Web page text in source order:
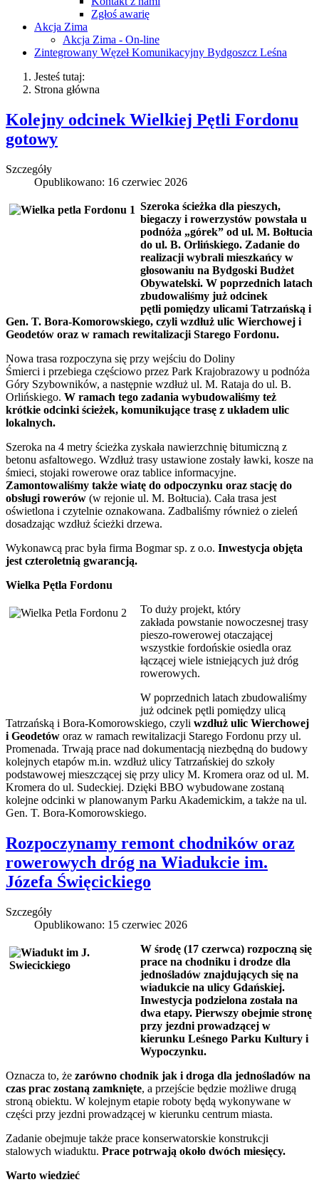
Zgłoś awarię
Akcja Zima
Akcja Zima - On-line
Zintegrowany Węzeł Komunikacyjny Bydgoszcz Leśna
Jesteś tutaj:
Strona główna
Kolejny odcinek Wielkiej Pętli Fordonu
gotowy
Szczegóły
Opublikowano: 16 czerwiec 2026
Szeroka ścieżka dla pieszych,
biegaczy i rowerzystów powstała u
podnóża „górek” od ul. M. Bołtucia
do ul. B. Orlińskiego. Zadanie do
realizacji wybrali mieszkańcy w
głosowaniu na Bydgoski Budżet
Obywatelski. W poprzednich latach
zbudowaliśmy już odcinek
pętli pomiędzy ulicami Tatrzańską i
Gen. T. Bora-Komorowskiego, czyli wzdłuż ulic Wierchowej i
Geodetów oraz w ramach rewitalizacji Starego Fordonu.
Nowa trasa rozpoczyna się przy wejściu do Doliny
Śmierci i przebiega częściowo przez Park Krajobrazowy u podnóża
Góry Szybowników, a następnie wzdłuż ul. M. Rataja do ul. B.
Orlińskiego. W ramach tego zadania wybudowaliśmy też
krótkie odcinki ścieżek, komunikujące trasę z układem ulic
lokalnych.
Szeroka na 4 metry ścieżka zyskała nawierzchnię bitumiczną z
betonu asfaltowego. Wzdłuż trasy ustawione zostały ławki, kosze na
śmieci, stojaki rowerowe oraz tablice informacyjne.
Zamontowaliśmy także wiatę do odpoczynku oraz stację do
obsługi rowerów (w rejonie ul. M. Bołtucia). Cała trasa jest
oświetlona i czytelnie oznakowana. Zadbaliśmy również o zieleń
dosadzając wzdłuż ścieżki drzewa.
Wykonawcą prac była firma Bogmar sp. z o.o. Inwestycja objęta
jest czteroletnią gwarancją.
Wielka Pętla Fordonu
To duży projekt, który
zakłada powstanie nowoczesnej trasy
pieszo-rowerowej otaczającej
wszystkie fordońskie osiedla oraz
łączącej wiele istniejących już dróg
rowerowych.
W poprzednich latach zbudowaliśmy
już odcinek pętli pomiędzy ulicą
Tatrzańską i Bora-Komorowskiego, czyli wzdłuż ulic Wierchowej
i Geodetów oraz w ramach rewitalizacji Starego Fordonu przy ul.
Promenada. Trwają prace nad dokumentacją niezbędną do budowy
kolejnych etapów m.in. wzdłuż ulicy Tatrzańskiej do szkoły
podstawowej mieszczącej się przy ulicy M. Kromera oraz od ul. M.
Kromera do ul. Sudeckiej. Dzięki BBO wybudowane zostaną
kolejne odcinki w planowanym Parku Akademickim, a także na ul.
Gen. T. Bora-Komorowskiego.
Rozpoczynamy remont chodników oraz
rowerowych dróg na Wiadukcie im.
Józefa Święcickiego
Szczegóły
Opublikowano: 15 czerwiec 2026
W środę (17 czerwca) rozpoczną się
prace na chodniku i drodze dla
jednośladów znajdujących się na
wiadukcie na ulicy Gdańskiej.
Inwestycja podzielona została na
dwa etapy. Pierwszy obejmie stronę
przy jezdni prowadzącej w
kierunku Leśnego Parku Kultury i
Wypoczynku.
Oznacza to, że zarówno chodnik jak i droga dla jednośladów na
czas prac zostaną zamknięte, a przejście będzie możliwe drugą
stroną obiektu. W kolejnym etapie roboty będą wykonywane w
części przy jezdni prowadzącej w kierunku centrum miasta.
Zadanie obejmuje także prace konserwatorskie konstrukcji
stalowych wiaduktu. Prace potrwają około dwóch miesięcy.
Warto wiedzieć